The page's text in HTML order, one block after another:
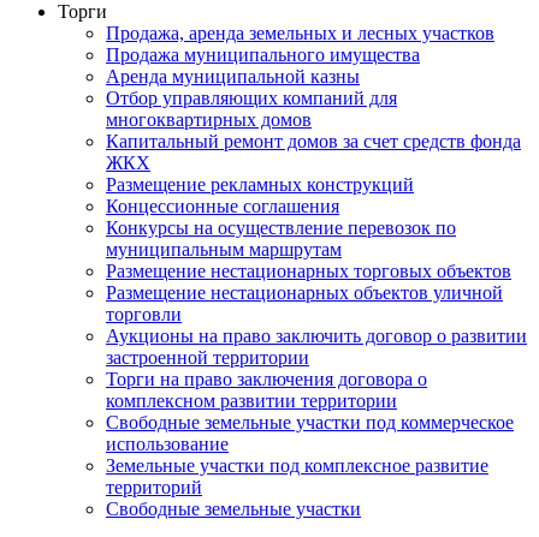
Торги
Продажа, аренда земельных и лесных участков
Продажа муниципального имущества
Аренда муниципальной казны
Отбор управляющих компаний для
многоквартирных домов
Капитальный ремонт домов за счет средств фонда
ЖКХ
Размещение рекламных конструкций
Концессионные соглашения
Конкурсы на осуществление перевозок по
муниципальным маршрутам
Размещение нестационарных торговых объектов
Размещение нестационарных объектов уличной
торговли
Аукционы на право заключить договор о развитии
застроенной территории
Торги на право заключения договора о
комплексном развитии территории
Свободные земельные участки под коммерческое
использование
Земельные участки под комплексное развитие
территорий
Свободные земельные участки